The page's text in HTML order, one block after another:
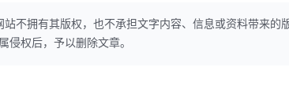
不拥有其版权，也不承担文字内容、信息或资料带来的
侵权后，予以删除文章。